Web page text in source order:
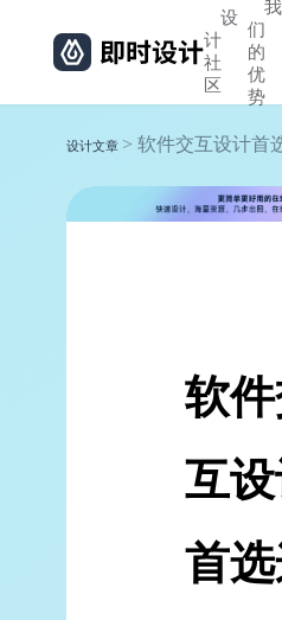
设
计
社
区
我
们
的
优
势
设计文章 > 软件交互设计首
软
互
首